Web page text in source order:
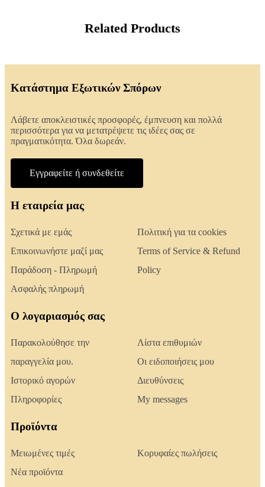
Related Products
Κατάστημα Εξωτικών Σπόρων
Λάβετε αποκλειστικές προσφορές, έμπνευση και πολλά
περισσότερα για να μετατρέψετε τις ιδέες σας σε
πραγματικότητα. Όλα δωρεάν.
Εγγραφείτε ή συνδεθείτε
Η εταιρεία μας
Σχετικά με εμάς
Επικοινωνήστε μαζί μας
Παράδοση - Πληρωμή
Ασφαλής πληρωμή
Πολιτική για τα cookies
Terms of Service & Refund
Policy
Ο λογαριασμός σας
Παρακολούθησε την
παραγγελία μου.
Ιστορικό αγορών
Πληροφορίες
Λίστα επιθυμιών
Οι ειδοποιήσεις μου
Διευθύνσεις
My messages
Προϊόντα
Μειωμένες τιμές
Νέα προϊόντα
Κορυφαίες πωλήσεις